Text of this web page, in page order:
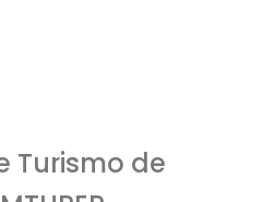
Turismo de